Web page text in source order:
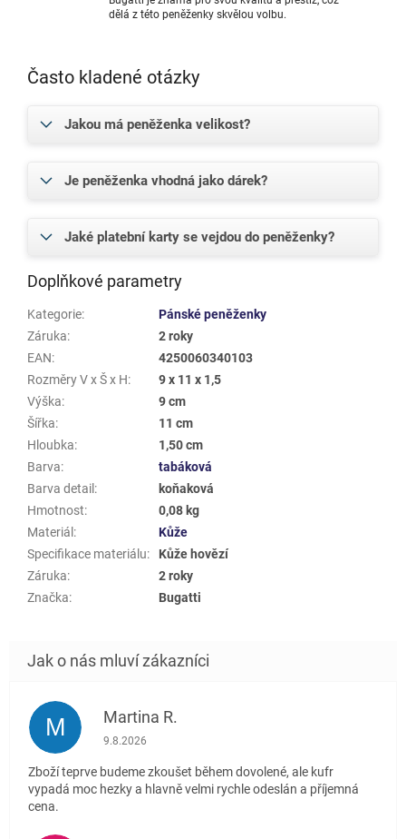
dělá z této peněženky skvělou volbu.
Často kladené otázky
Jakou má peněženka velikost?
Je peněženka vhodná jako dárek?
Jaké platební karty se vejdou do peněženky?
Doplňkové parametry
Kategorie:
Pánské peněženky
Záruka:
2 roky
EAN:
4250060340103
Rozměry V x Š x H:
9 x 11 x 1,5
Výška:
9 cm
Šířka:
11 cm
Hloubka:
1,50 cm
Barva:
tabáková
Barva detail :
koňaková
Hmotnost:
0,08 kg
Materiál :
Kůže
Specifikace materiálu:
Kůže hovězí
Záruka:
2 roky
Značka: Bugatti
M Martina R.
Hodnocení obchodu je 5 z 5 hvězdiček.
9.8.2026
Zboží teprve budeme zkoušet během dovolené, ale kufr
vypadá moc hezky a hlavně velmi rychle odeslán a příjemná
cena.